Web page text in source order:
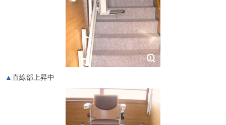
直線部上昇中